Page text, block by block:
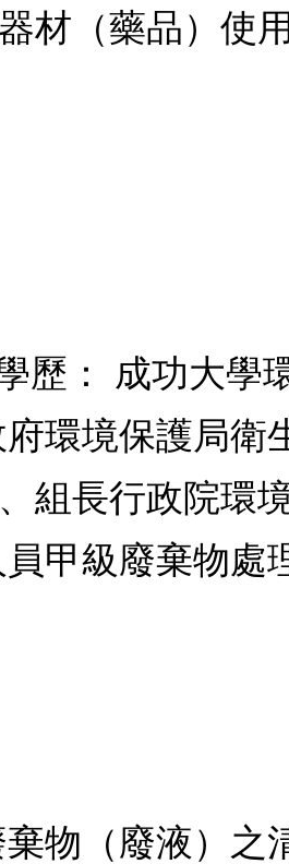
材（藥品）使
歷： 成功大學
環境保護局衛
組長行政院環
甲級廢棄物處
物（廢液）